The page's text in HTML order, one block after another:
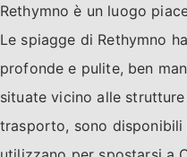
Rethymno è un luogo
Le spiagge di Rethymno
profonde e pulite, ben
situate vicino alle
trasporto, sono